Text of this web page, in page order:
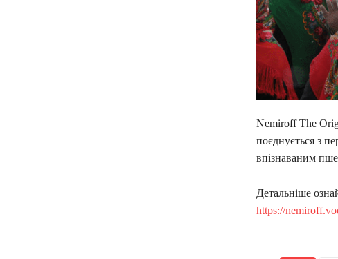
Nemiroff The
поєднується з
впізнаваним
Детальніше
https://